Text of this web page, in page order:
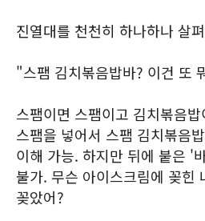
진열대를 천천히 하나하나 살
"스팸 김치볶음밥바? 이건 또
스팸이면 스팸이고 김치볶음
스팸을 넣어서 스팸 김치볶음
이해 가능. 하지만 뒤에 붙은 '
불가. 무슨 아이스크림에 꽂힌
꽂았어?